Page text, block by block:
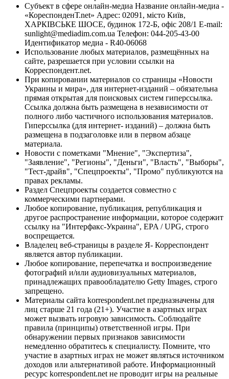
Субъект в сфере онлайн-медиа Название онлайн-медиа -
«КореспонденТ.net» Адрес: 02091, місто Київ,
ХАРКІВСЬКЕ ШОСЕ, будинок 172-Б, офіс 208/1 E-mail:
sunlight@mediadim.com.ua Телефон: 044-205-43-00
Идентификатор медиа - R40-06068
Использование любых материалов, размещённых на
сайте, разрешается при условии ссылки на
Корреспондент.net.
При копировании материалов со страницы «Новости
Украины и мира», для интернет-изданий – обязательна
прямая открытая для поисковых систем гиперссылка.
Ссылка должна быть размещена в независимости от
полного либо частичного использования материалов.
Гиперссылка (для интернет- изданий) – должна быть
размещена в подзаголовке или в первом абзаце
материала.
Новости с пометками "Мнение", "Экспертиза",
"Заявление", "Регионы", "Деньги", "Власть", "Выборы",
"Тест-драйв", "Спецпроекты", "Промо" публикуются на
правах рекламы.
Раздел Спецпроекты создается совместно с
коммерческими партнерами.
Любое копирование, публикация, републикация и
другое распространение информации, которое содержит
ссылку на "Интерфакс-Украина", EPA / UPG, строго
воспрещается.
Владелец веб-страницы в разделе Я- Корреспондент
является автор публикации.
Любое копирование, перепечатка и воспроизведение
фотографий и/или аудиовизуальных материалов,
принадлежащих правообладателю Getty Images, строго
запрещено.
Материалы сайта korrespondent.net предназначены для
лиц старше 21 года (21+). Участие в азартных играх
может вызвать игровую зависимость. Соблюдайте
правила (принципы) ответственной игры. При
обнаружении первых признаков зависимости
немедленно обратитесь к специалисту. Помните, что
участие в азартных играх не может являться источником
доходов или альтернативой работе. Информационный
ресурс korrespondent.net не проводит игры на реальные